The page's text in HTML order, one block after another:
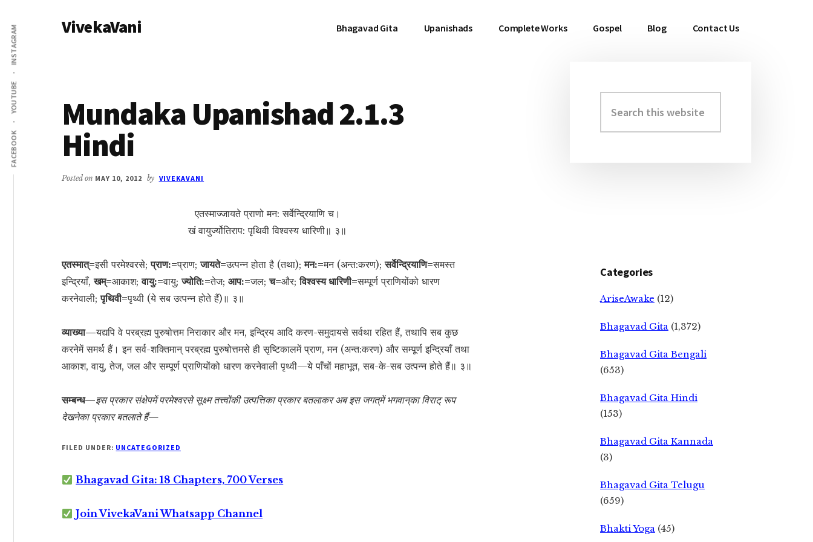
main
content
primary
sidebar
Additional
menu
FACEBOOK
YOUTUBE
INSTAGRAM VivekaVani Bhagavad Gita Upanishads Complete Works Gospel Blog Contact Us
Mundaka Upanishad 2.1.3
Hindi
Posted on MAY 10, 2012 by VIVEKAVANI
एतस्माज्जायते प्राणो मन: सर्वेन्द्रियाणि च।
खं वायुर्ज्योतिराप: पृथिवी विश्वस्य धारिणी॥ ३॥
एतस्मात्=इसी परमेश्वरसे;प्राण:=प्राण;जायते=उत्पन्न होता है (तथा);मन:=मन (अन्त:करण);सर्वेन्द्रियाणि=समस्त
इन्द्रियाँ,खम्=आकाश;वायु:=वायु;ज्योति:=तेज; आप:=जल;च=और;विश्वस्य धारिणी=सम्पूर्ण प्राणियोंको धारण
करनेवाली;पृथिवी=पृथ्वी (ये सब उत्पन्न होते हैं)॥ ३॥
व्याख्या—यद्यपि वे परब्रह्म पुरुषोत्तम निराकार और मन, इन्द्रिय आदि करण-समुदायसे सर्वथा रहित हैं, तथापि सब कुछ
करनेमें समर्थ हैं। इन सर्व-शक्तिमान् परब्रह्म पुरुषोत्तमसे ही सृष्टिकालमें प्राण, मन (अन्त:करण) और सम्पूर्ण इन्द्रियाँ तथा
आकाश, वायु, तेज, जल और सम्पूर्ण प्राणियोंको धारण करनेवाली पृथ्वी—ये पाँचों महाभूत, सब-के-सब उत्पन्न होते हैं॥ ३॥
सम्बन्ध—इस प्रकार संक्षेपमें परमेश्वरसे सूक्ष्म तत्त्वोंकी उत्पत्तिका प्रकार बतलाकर अब इस जगत‍्में भगवान‍्का विराट् रूप
देखनेका प्रकार बतलाते हैं—
FILED UNDER: UNCATEGORIZED
Bhagavad Gita: 18 Chapters, 700 Verses
Join VivekaVani Whatsapp Channel
Primary
Sidebar
this
website
Categories
AriseAwake (12)
Bhagavad Gita (1,372)
Bhagavad Gita Bengali
(653)
Bhagavad Gita Hindi
(153)
Bhagavad Gita Kannada
(3)
Bhagavad Gita Telugu
(659)
Bhakti Yoga (45)